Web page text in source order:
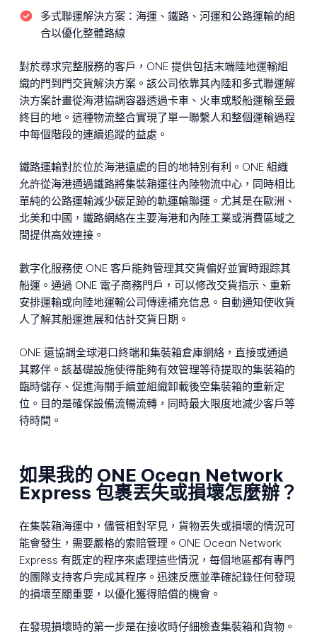
多式聯運解決方案： 海運、鐵路、河運和公路運輸的組
合以優化整體路線
對於尋求完整服務的客戶，ONE 提供包括末端陸地運輸組
織的門到門交貨解決方案。該公司依靠其內陸和多式聯運解
決方案計畫從海港協調容器透過卡車、火車或駁船運輸至最
終目的地。這種物流整合實現了單一聯繫人和整個運輸過程
中每個階段的連續追蹤的益處。
鐵路運輸對於位於海港遠處的目的地特別有利。ONE 組織
允許從海港通過鐵路將集裝箱運往內陸物流中心，同時相比
單純的公路運輸減少碳足跡的軌運輸聯運。尤其是在歐洲、
北美和中國，鐵路網絡在主要海港和內陸工業或消費區域之
間提供高效連接。
數字化服務使 ONE 客戶能夠管理其交貨偏好並實時跟踪其
船運。通過 ONE 電子商務門戶，可以修改交貨指示、重新
安排運輸或向陸地運輸公司傳達補充信息。自動通知使收貨
人了解其船運進展和估計交貨日期。
ONE 還協調全球港口終端和集裝箱倉庫網絡，直接或通過
其夥伴。該基礎設施使得能夠有效管理等待提取的集裝箱的
臨時儲存、促進海關手續並組織卸載後空集裝箱的重新定
位。目的是確保設備流暢流轉，同時最大限度地減少客戶等
待時間。
如果我的 ONE Ocean Network
Express 包裹丟失或損壞怎麼辦？
在集裝箱海運中，儘管相對罕見，貨物丟失或損壞的情況可
能會發生，需要嚴格的索賠管理。ONE Ocean Network
Express 有既定的程序來處理這些情況，每個地區都有專門
的團隊支持客戶完成其程序。迅速反應並準確記錄任何發現
的損壞至關重要，以優化獲得賠償的機會。
在發現損壞時的第一步是在接收時仔細檢查集裝箱和貨物。